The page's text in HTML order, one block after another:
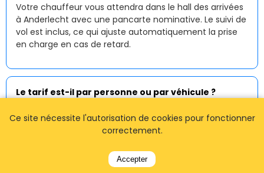
Votre chauffeur vous attendra dans le hall des arrivées
à Anderlecht avec une pancarte nominative. Le suivi de
vol est inclus, ce qui ajuste automatiquement la prise
en charge en cas de retard.
Le tarif est-il par personne ou par véhicule ?
Les prix sont calculés par véhicule. Vous pouvez
partager votre trajet avec vos accompagnants sans
familles et les groupes.
Ce site nécessite l'autorisation de cookies pour fonctionner
correctement.
Accepter